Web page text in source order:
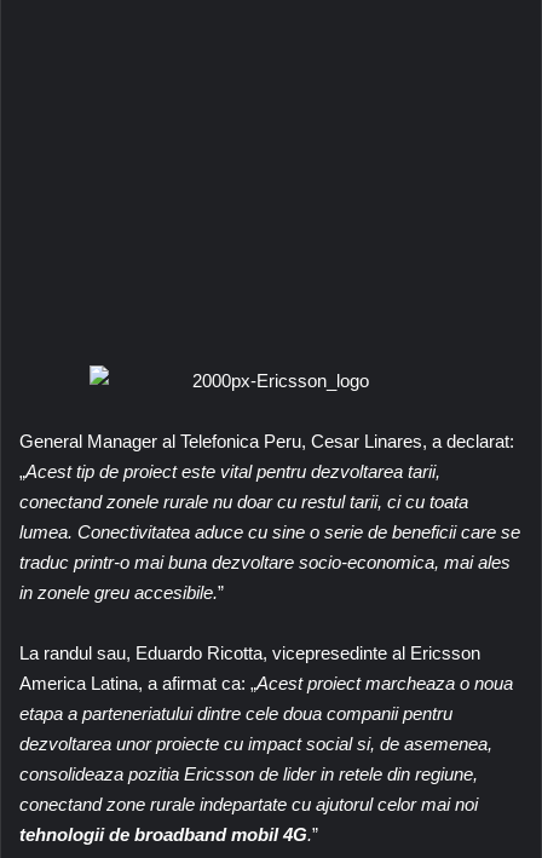
General Manager al Telefonica Peru, Cesar Linares, a declarat:
„Acest tip de proiect este vital pentru dezvoltarea tarii,
conectand zonele rurale nu doar cu restul tarii, ci cu toata
lumea. Conectivitatea aduce cu sine o serie de beneficii care se
traduc printr-o mai buna dezvoltare socio-economica, mai ales
in zonele greu accesibile.”
La randul sau, Eduardo Ricotta, vicepresedinte al Ericsson
America Latina, a afirmat ca: „Acest proiect marcheaza o noua
etapa a parteneriatului dintre cele doua companii pentru
dezvoltarea unor proiecte cu impact social si, de asemenea,
consolideaza pozitia Ericsson de lider in retele din regiune,
conectand zone rurale indepartate cu ajutorul celor mai noi
tehnologii de broadband mobil 4G.”